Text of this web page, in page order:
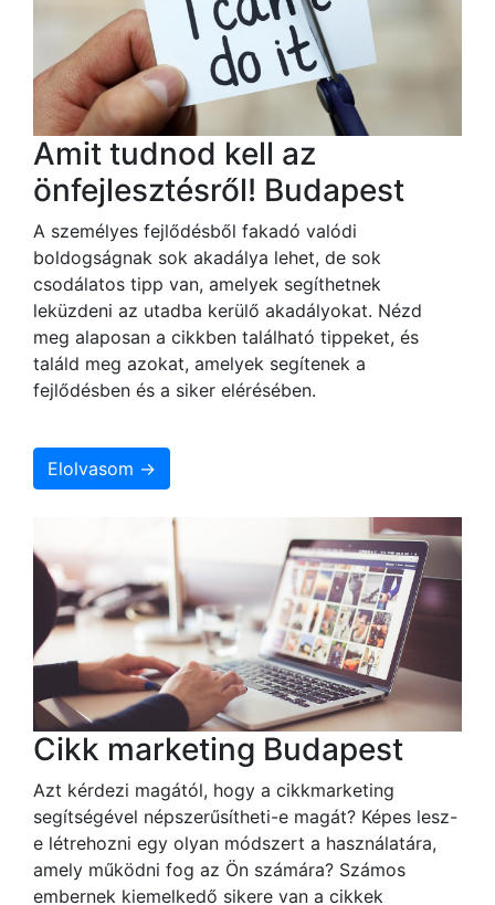
Amit tudnod kell az
önfejlesztésről! Budapest
A személyes fejlődésből fakadó valódi
boldogságnak sok akadálya lehet, de sok
csodálatos tipp van, amelyek segíthetnek
leküzdeni az utadba kerülő akadályokat. Nézd
meg alaposan a cikkben található tippeket, és
találd meg azokat, amelyek segítenek a
fejlődésben és a siker elérésében.
Elolvasom →
Cikk marketing Budapest
Azt kérdezi magától, hogy a cikkmarketing
segítségével népszerűsítheti-e magát? Képes lesz-
e létrehozni egy olyan módszert a használatára,
amely működni fog az Ön számára? Számos
embernek kiemelkedő sikere van a cikkek